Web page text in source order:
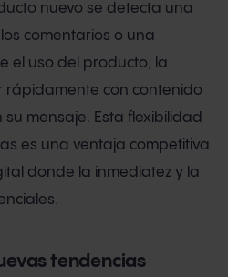
nuevo se detecta una
comentarios o una
el uso del producto, la
rápidamente con contenido
mensaje. Esta flexibilidad
es una ventaja competitiva
donde la inmediatez y la
tendencias